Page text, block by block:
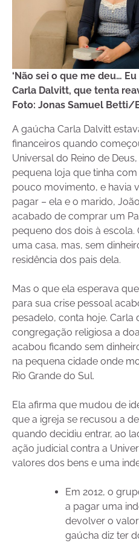
‘Não sei o que me deu…
Carla Dalvitt, que tenta
Foto: Jonas Samuel Betti/
A gaúcha Carla Dalvitt
financeiros quando
Universal do Reino de
pequena loja que tinha
pouco movimento, e havia
pagar – ela e o marido,
acabado de comprar um
pequeno dos dois à
uma casa, mas, sem
residência dos pais dela.
Mas o que ela esperava
para sua crise pessoal
pesadelo, conta hoje. Carla
congregação religiosa a
acabou ficando sem
na pequena cidade onde
Rio Grande do Sul.
Ela afirma que mudou de
que a igreja se recusou a
quando decidiu entrar, ao
ação judicial contra a
valores dos bens e uma
Em 2012, o
a pagar uma
devolver o
gaúcha diz ter